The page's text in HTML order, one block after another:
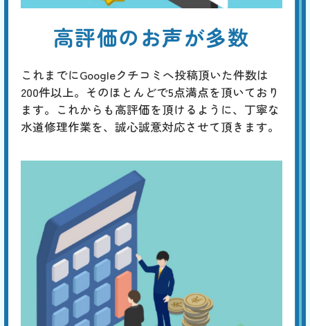
高評価のお声が多数
これまでにGoogleクチコミへ投稿頂いた件数は
200件以上。そのほとんどで5点満点を頂いており
ます。これからも高評価を頂けるように、丁寧な
水道修理作業を、誠心誠意対応させて頂きます。